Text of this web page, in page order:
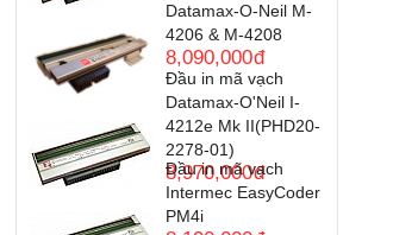
Datamax-O-Neil M-
4206 & M-4208
8,090,000đ
Đầu in mã vạch
Datamax-O'Neil I-
4212e Mk II(PHD20-
2278-01)
8,970,000đ
Đầu in mã vạch
Intermec EasyCoder
PM4i